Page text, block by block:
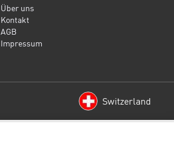
Über uns(öffnet in einem neuen Fenster)
Kontakt(öffnet in einem neuen Fenster)
AGB(öffnet in einem neuen Fenster)
Impressum(öffnet in einem neuen Fenster)
Switzerland